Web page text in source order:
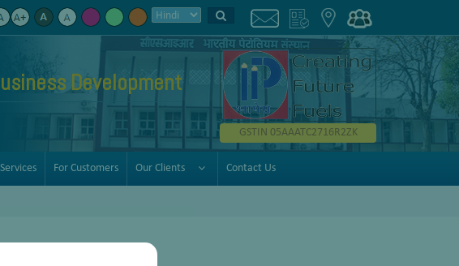
Development
GSTIN 05AAATC2716R2ZK
Services For Customers Our Clients Contact Us